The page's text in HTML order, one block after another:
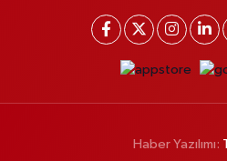
Haber Yazılımı: